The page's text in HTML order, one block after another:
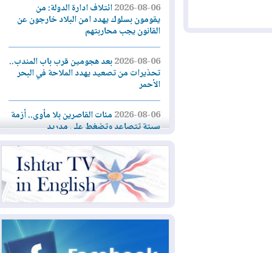
2026-08-06ائتلاف ادارة الدولة: من
يقومون بسلوك يهدد امن البلاد خارجون عن
القانون يجب محاربتهم
2026-08-06بعد هجومين قرب باب المندب..
تحذيرات من تصعيد يهدد الملاحة في البحر
الأحمر
2026-08-06مئات القاصرين بلا مأوى.. أزمة
سبتة تتصاعد وتضغط على مدريد
2026-08-05
لمدة عام.. بدء توريد 100
مليون قدم مكعب يومياً من غاز كورمور في
إقليم كوردستان إلى وزارة الكهرباء العراقية
ملامح أخطر التحديات التي تواجه العراق